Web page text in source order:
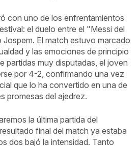
con uno de los enfrentamientos
el duelo entre el "Messi del
El match estuvo marcado
y las emociones de principio
partidas muy disputadas, el joven
por 4-2, confirmando una vez
que lo ha convertido en una de
promesas del ajedrez.
la última partida del
final del match ya estaba
dos bajó la intensidad. Tanto